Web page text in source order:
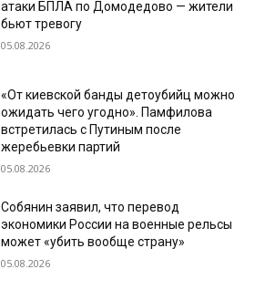
атаки БПЛА по Домодедово — жители
бьют тревогу
05.08.2026
«От киевской банды детоубийц можно
ожидать чего угодно». Памфилова
встретилась с Путиным после
жеребьевки партий
05.08.2026
Собянин заявил, что перевод
экономики России на военные рельсы
может «убить вообще страну»
05.08.2026